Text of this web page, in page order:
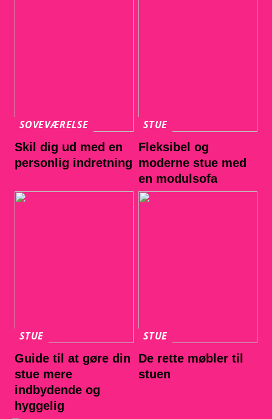
SOVEVÆRELSE
Skil dig ud med en
personlig indretning
STUE
Fleksibel og
moderne stue med
en modulsofa
STUE
Guide til at gøre din
stue mere
indbydende og
hyggelig
STUE
De rette møbler til
stuen